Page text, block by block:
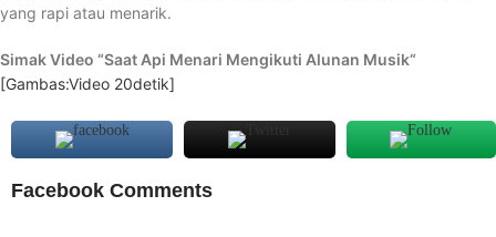
yang rapi atau menarik.
Simak Video “Saat Api Menari Mengikuti Alunan Musik“
[Gambas:Video 20detik]
Facebook Comments